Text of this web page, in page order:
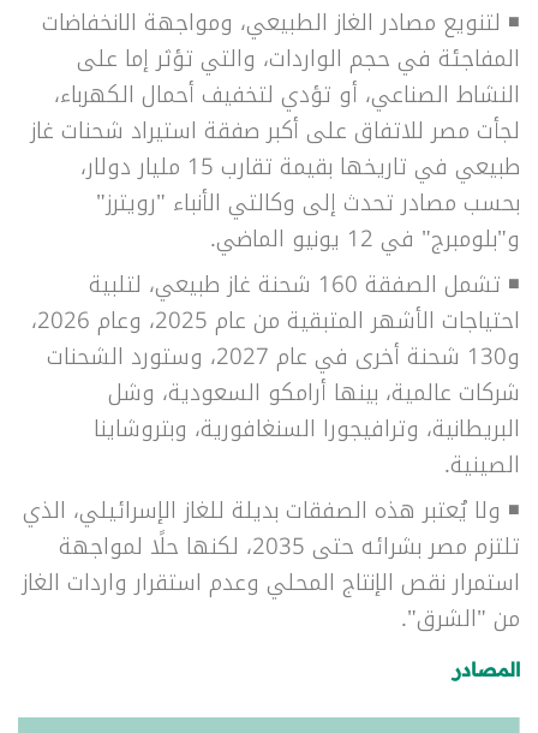
◾ لتنويع مصادر الغاز الطبيعي، ومواجهة الانخفاضات
المفاجئة في حجم الواردات، والتي تؤثر إما على
النشاط الصناعي، أو تؤدي لتخفيف أحمال الكهرباء،
لجأت مصر للاتفاق على أكبر صفقة استيراد شحنات غاز
طبيعي في تاريخها بقيمة تقارب 15 مليار دولار،
بحسب مصادر تحدث إلى وكالتي الأنباء "رويترز"
و"بلومبرج" في 12 يونيو الماضي.
◾ تشمل الصفقة 160 شحنة غاز طبيعي، لتلبية
احتياجات الأشهر المتبقية من عام 2025، وعام 2026،
و130 شحنة أخرى في عام 2027، وستورد الشحنات
شركات عالمية، بينها أرامكو السعودية، وشل
البريطانية، وترافيجورا السنغافورية، وبتروشاينا
الصينية.
◾ ولا يُعتبر هذه الصفقات بديلة للغاز الإسرائيلي، الذي
تلتزم مصر بشرائه حتى 2035، لكنها حلًا لمواجهة
استمرار نقص الإنتاج المحلي وعدم استقرار واردات الغاز
من "الشرق".
المصادر